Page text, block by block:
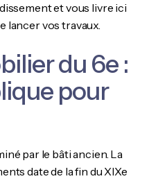
et vous livre ici
lancer vos travaux.
du 6e :
pour
par le bâti ancien. La
date de la fin du XIXe